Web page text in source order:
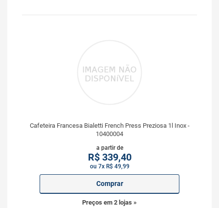
Cafeteira Francesa Bialetti French Press Preziosa 1l Inox -
10400004
a partir de
R$339,40
ou 7x R$ 49,99
Comprar
Preços em 2 lojas »